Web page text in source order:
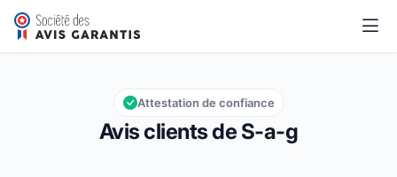
S-a-g
Note globale : … sur 10
…/10
Avis clients de S-a-g
Attestation de confiance